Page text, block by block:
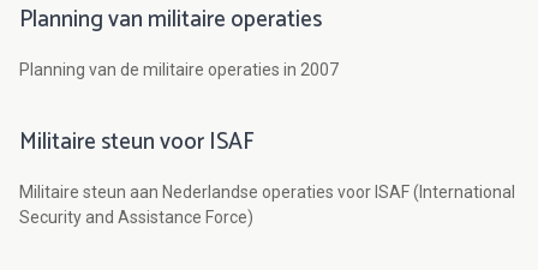
Planning van militaire operaties
Planning van de militaire operaties in 2007
Militaire steun voor ISAF
Militaire steun aan Nederlandse operaties voor ISAF (International
Security and Assistance Force)